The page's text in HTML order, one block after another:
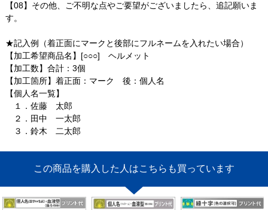
【08】その他、ご不明な点やご要望がございましたら、追記願いま
す。
★記入例（着正面にマークと後部にフルネームを入れたい場合）
【加工希望商品名】[○○○] ヘルメット
【加工数】合計：3個
【加工箇所】着正面：マーク 後：個人名
【個人名一覧】
１．佐藤 太郎
２．田中 一太郎
３．鈴木 二太郎
この商品を購入した人はこちらも買っています